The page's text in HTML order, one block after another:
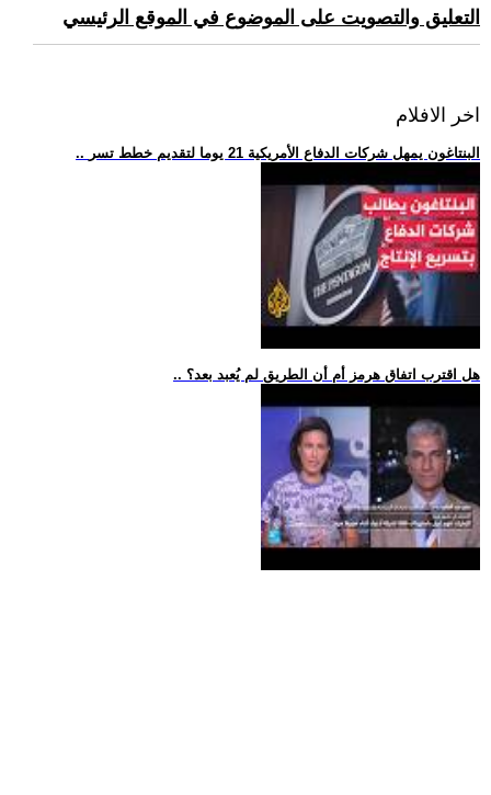
التعليق والتصويت على الموضوع في الموقع الرئيسي
اخر الافلام
.. البنتاغون يمهل شركات الدفاع الأمريكية 21 يوما لتقديم خطط تسر
.. هل اقترب اتفاق هرمز أم أن الطريق لم يُعبد بعد؟